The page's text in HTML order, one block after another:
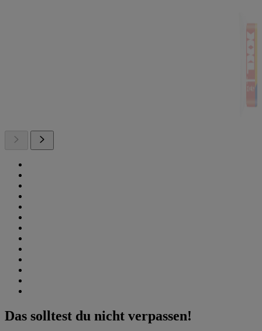
Das solltest du nicht verpassen!